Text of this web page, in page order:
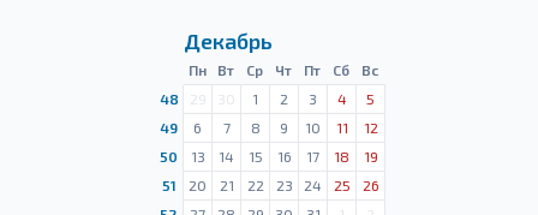
Декабрь
Пн Вт Ср Чт Пт Сб
Вс
48
29 30 1 2 3 4
5
49
6 7 8 9 10 11
12
50
13 14 15 16 17 18
19
51
20 21 22 23 24 25
26